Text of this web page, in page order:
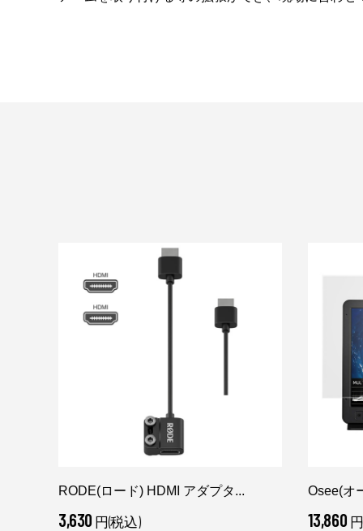
RODE(ロード) HDMI アダプタ...
3,630 円(税込)
Osee(オ
13,860